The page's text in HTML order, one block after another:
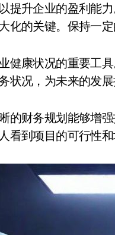
提升企业的盈利能
化的关键。保持一
健康状况的重要工
状况，为未来的发展
的财务规划能够增
看到项目的可行性和